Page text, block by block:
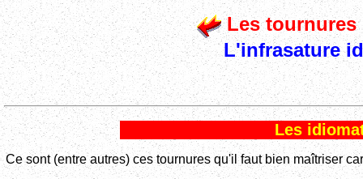
Les tournures
L'infrasature
Les
Ce sont (entre autres) ces tournures qu'il faut bien maîtriser